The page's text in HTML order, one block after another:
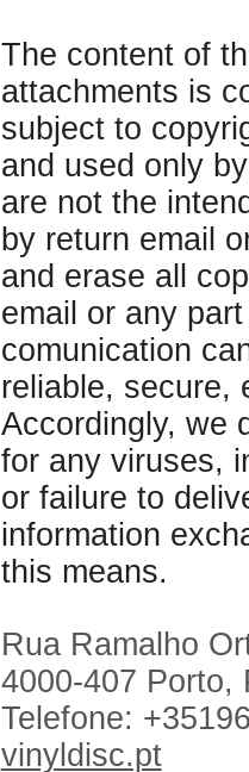
The content of
attachments is
subject to
and used only
are not the
by return email
and erase all
email or any
comunication
reliable, secure,
Accordingly, we
for any viruses,
or failure to
information
this means.
Rua Ramalho
4000-407 Porto,
Telefone:
vinyldisc.pt